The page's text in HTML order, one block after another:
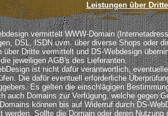
Leistungen über
vermittelt WWW-Domain
DSL, ISDN uvm. über diverse Shops oder
über Dritte vermittelt und DS-Webdesign
jeweiligen AGB's des Lieferanten.
ist nicht dafür verantwortlich,
Die dafür eventuell erforderliche
Es gelten die einschlägigen
auch Domains zur Verfügung, welche gegen
können bis auf Widerruf durch DS-
werden. Sollte die Domain oder deren Nutzung